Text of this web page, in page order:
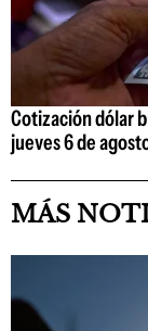
Cotización dólar
jueves 6 de
MÁS